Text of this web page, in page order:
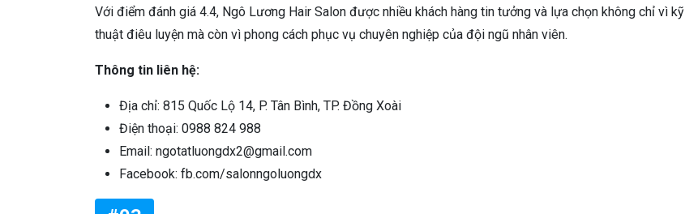
Với điểm đánh giá 4.4, Ngô Lương Hair Salon được nhiều khách hàng tin tưởng và lựa chọn không chỉ vì kỹ
thuật điêu luyện mà còn vì phong cách phục vụ chuyên nghiệp của đội ngũ nhân viên.
Thông tin liên hệ:
Địa chỉ: 815 Quốc Lộ 14, P. Tân Bình, TP. Đồng Xoài
Điện thoại: 0988 824 988
Email: ngotatluongdx2@gmail.com
Facebook: fb.com/salonngoluongdx